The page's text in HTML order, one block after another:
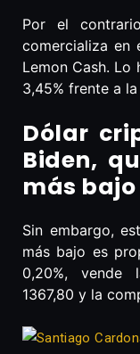
Por el
comercializa en
Lemon Cash. Lo
3,45% frente a
Dólar
Biden,
más bajo
Sin embargo,
más bajo es
0,20%, vende
1367,80 y la